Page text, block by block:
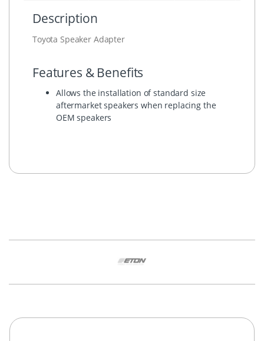
Description
Toyota Speaker Adapter
Features & Benefits
Allows the installation of standard size
aftermarket speakers when replacing the
OEM speakers